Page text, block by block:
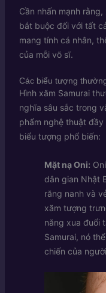
Cần nhấn mạnh
bắt buộc đối với tất
mang tính cá nhân,
của mỗi võ sĩ.
Các biểu tượng
Hình xăm Samurai
nghĩa sâu sắc trong
phẩm nghệ thuật
biểu tượng phổ biến:
Mặt nạ Oni:
dân gian Nhật
răng nanh và
xăm tượng
năng xua đuổi
Samurai, nó
chiến của